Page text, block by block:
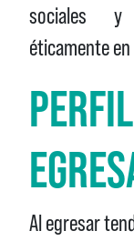
sociales y
éticamente
Al egresar